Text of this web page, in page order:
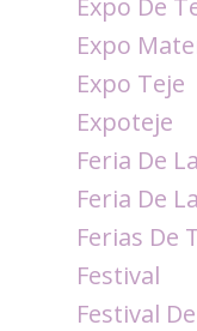
Expo De
Expo
Expo Teje
Expoteje
Feria De
Feria De
Ferias De
Festival
Festival